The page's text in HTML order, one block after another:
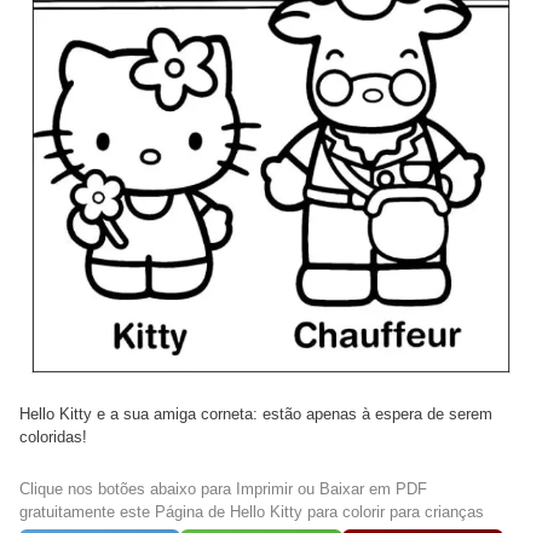
Hello Kitty e a sua amiga corneta: estão apenas à espera de serem
coloridas!
Clique nos botões abaixo para Imprimir ou Baixar em PDF
gratuitamente este Página de Hello Kitty para colorir para crianças